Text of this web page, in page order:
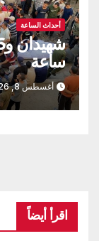
أحداث الساعة
ساعة
أغسطس 8, 2026
اقرأ أيضاً